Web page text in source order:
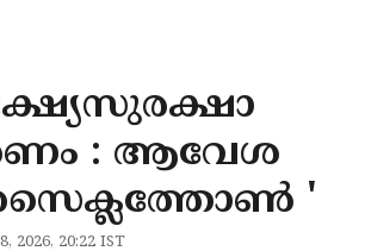
: ആവേശ
സൈക്ലത്തോൺ '
2026, 20:22 IST